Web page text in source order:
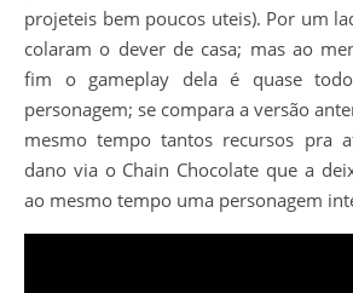
projeteis bem poucos uteis). Por um
colaram o dever de casa; mas ao
fim o gameplay dela é quase
personagem; se compara a versão
mesmo tempo tantos recursos pra
dano via o Chain Chocolate que a
ao mesmo tempo uma personagem